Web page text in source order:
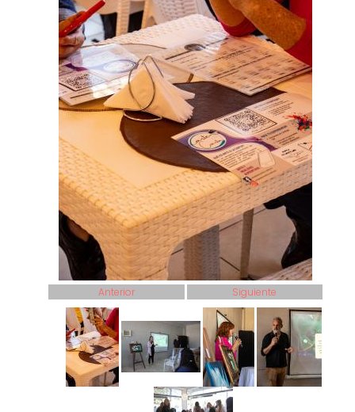
Anterior Siguiente